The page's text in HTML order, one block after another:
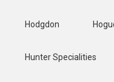
Hodgdon
Hunter Specialities